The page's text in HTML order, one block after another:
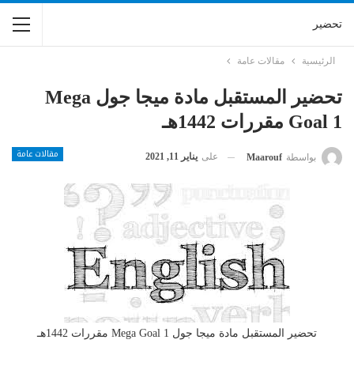
تحضير
الرئيسية مقالات عامة
تحضير المستقبل مادة ميجا جول Mega
Goal 1 مقررات 1442هـ
مقالات عامة بواسطة Maarouf على يناير 11, 2021
تحضير المستقبل مادة ميجا جول Mega Goal 1 مقررات 1442هـ